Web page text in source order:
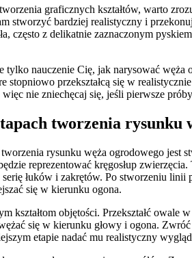
graficznych kształtów, warto
stworzyć bardziej realistyczny i
często z delikatnie zaznaczonym
tylko nauczenie Cię, jak narysować
stopniowo przekształcą się w
nie zniechęcaj się, jeśli pierwsze
tworzenia rysunku
rysunku węża ogrodowego jest
reprezentować kręgosłup
łuków i zakrętów. Po stworzeniu
się w kierunku ogona.
kształtom objętości. Przekształć
się w kierunku głowy i ogona.
etapie nadać mu realistyczny